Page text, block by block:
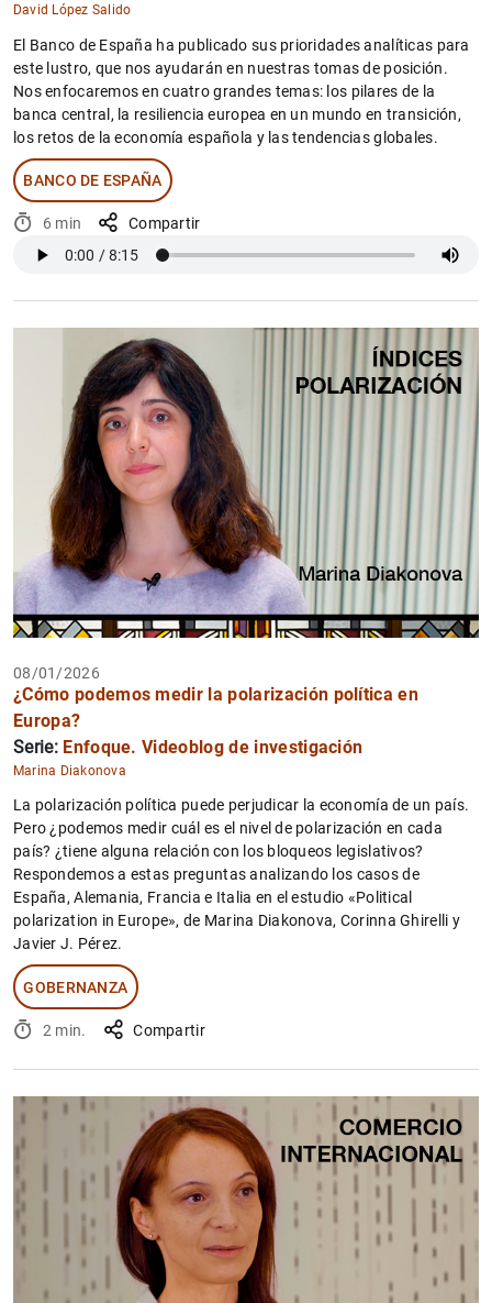
David López Salido
El Banco de España ha publicado sus prioridades analíticas para
este lustro, que nos ayudarán en nuestras tomas de posición.
Nos enfocaremos en cuatro grandes temas: los pilares de la
banca central, la resiliencia europea en un mundo en transición,
los retos de la economía española y las tendencias globales.
BANCO DE ESPAÑA
6 min Compartir
08/01/2026
¿Cómo podemos medir la polarización política en
Europa?
Serie: Enfoque. Videoblog de investigación
Marina Diakonova
La polarización política puede perjudicar la economía de un país.
Pero ¿podemos medir cuál es el nivel de polarización en cada
país? ¿tiene alguna relación con los bloqueos legislativos?
Respondemos a estas preguntas analizando los casos de
España, Alemania, Francia e Italia en el estudio «Political
polarization in Europe», de Marina Diakonova, Corinna Ghirelli y
Javier J. Pérez.
GOBERNANZA
2 min. Compartir